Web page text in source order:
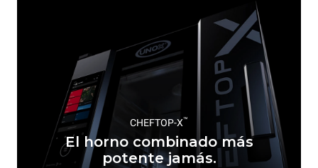
CHEFTOP-X™
El horno combinado más
potente jamás.